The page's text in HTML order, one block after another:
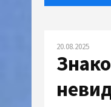
20.08.2025